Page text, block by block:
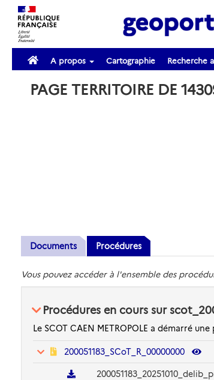
A propos Cartographie Recherche
PAGE TERRITOIRE DE
Documents
Procédures
Vous pouvez accéder à l'ensemble des
Procédures en cours sur
Le SCOT CAEN METROPOLE a démarré
200051183_SCoT_R_00000000